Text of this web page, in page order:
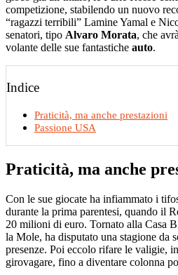
competizione, stabilendo un nuovo
“ragazzi terribili” Lamine Yamal e
senatori, tipo Alvaro Morata, che
volante delle sue fantastiche auto.
Indice
Praticità, ma anche prestazioni
Passione USA
Praticità, ma anche
Con le sue giocate ha infiammato i
durante la prima parentesi, quando il
20 milioni di euro. Tornato alla Casa
la Mole, ha disputato una stagione da
presenze. Poi eccolo rifare le valigie,
girovagare, fino a diventare colonna